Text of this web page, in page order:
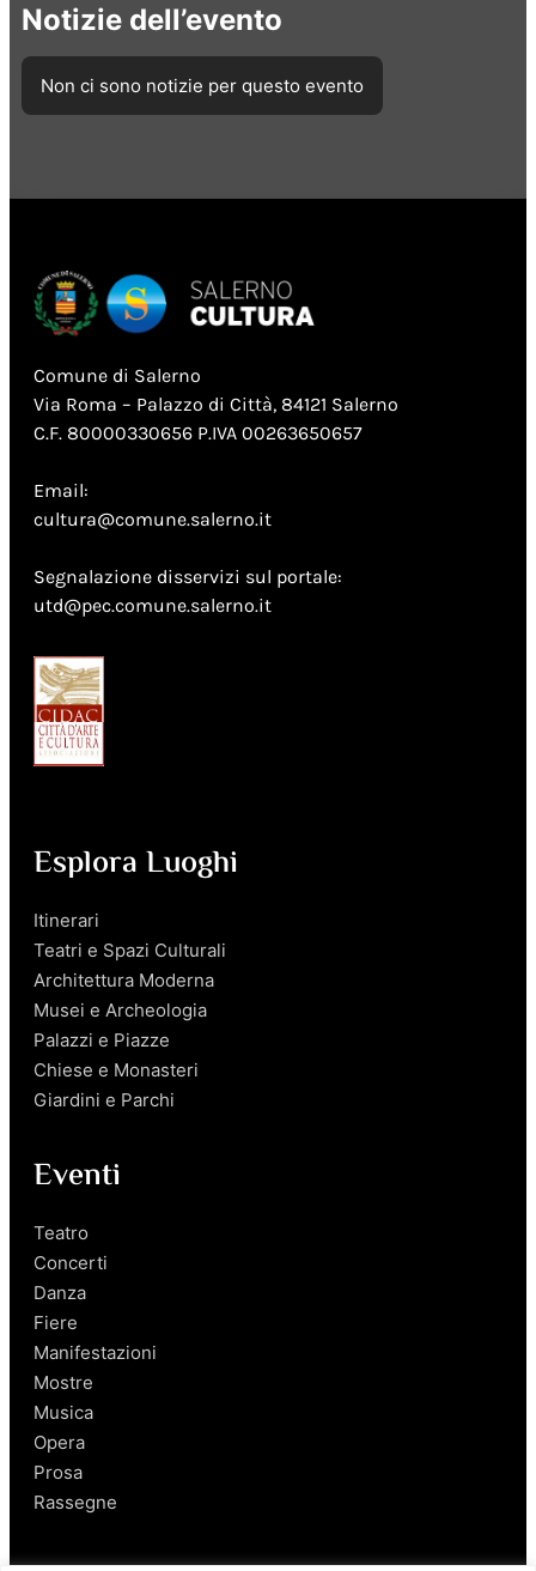
Notizie dell’evento
Non ci sono notizie per questo evento
Comune di Salerno
Via Roma – Palazzo di Città, 84121 Salerno
C.F. 80000330656 P.IVA 00263650657
Email:
cultura@comune.salerno.it
Segnalazione disservizi sul portale:
utd@pec.comune.salerno.it
Esplora Luoghi
Itinerari
Teatri e Spazi Culturali
Architettura Moderna
Musei e Archeologia
Palazzi e Piazze
Chiese e Monasteri
Giardini e Parchi
Eventi
Teatro
Concerti
Danza
Fiere
Manifestazioni
Mostre
Musica
Opera
Prosa
Rassegne